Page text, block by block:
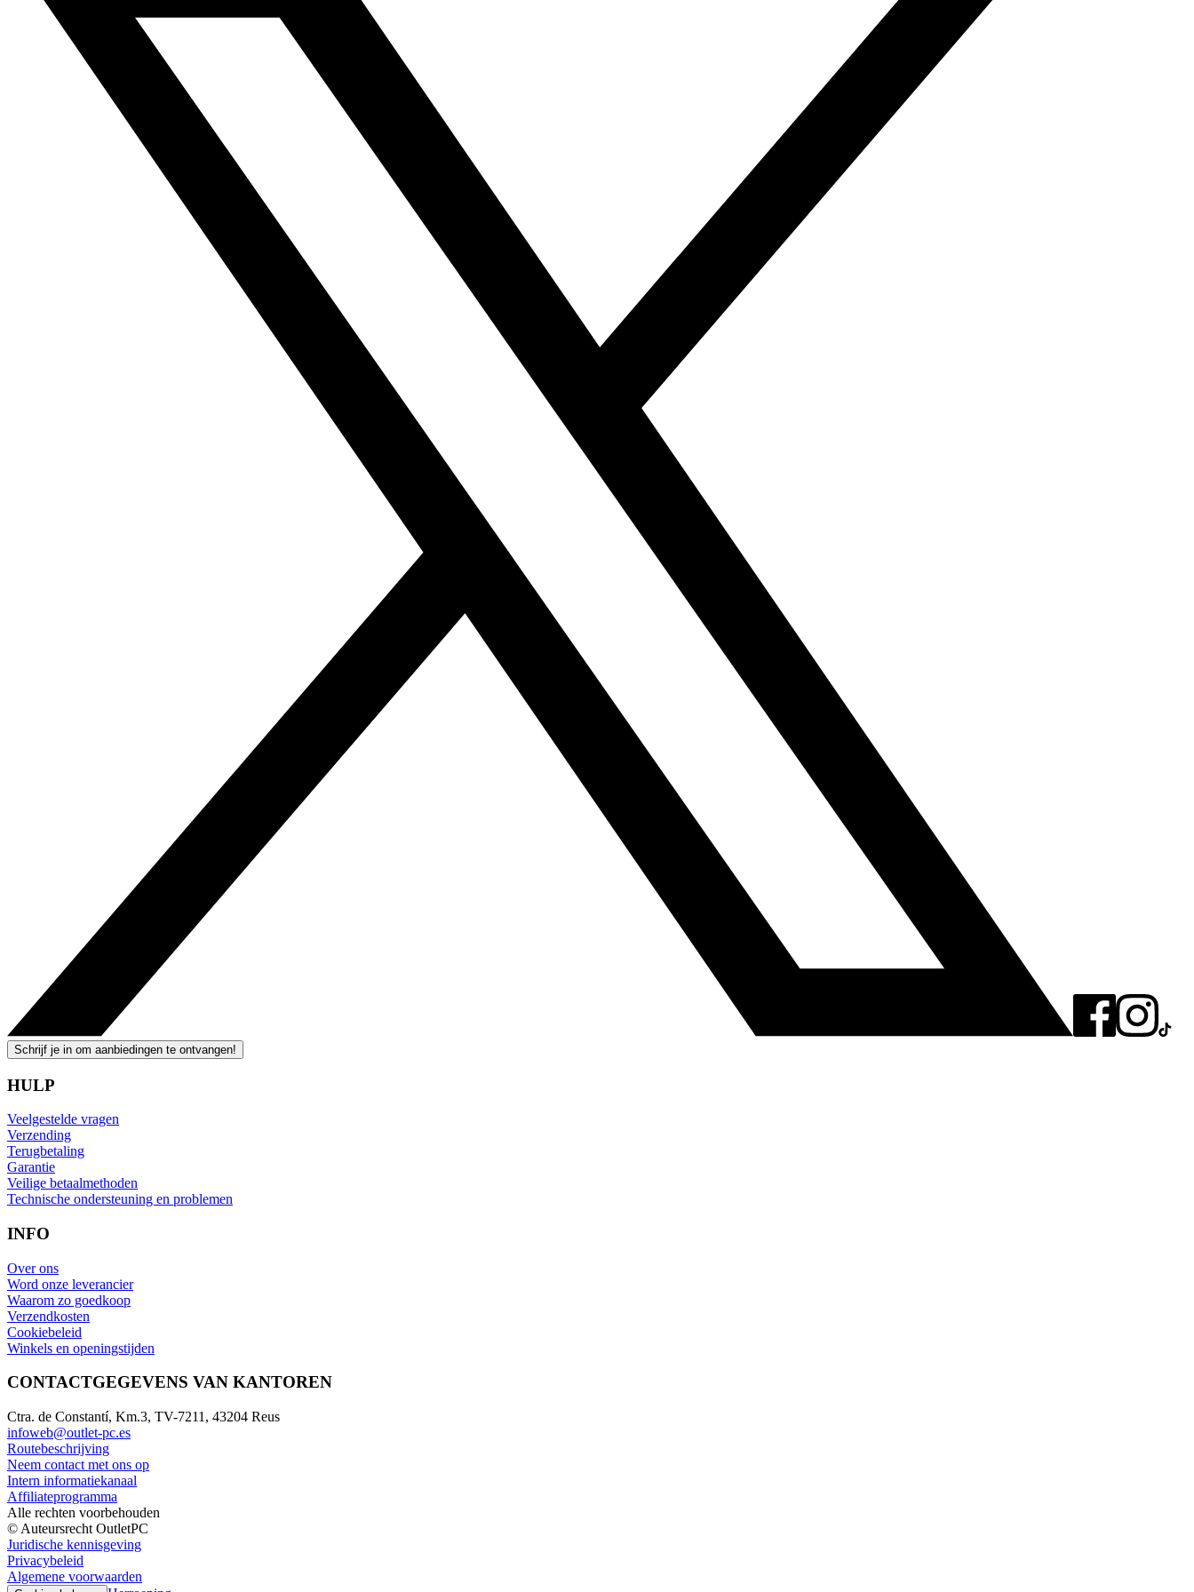
Schrijf je in om aanbiedingen te ontvangen!
HULP
Veelgestelde vragen
Verzending
Terugbetaling
Garantie
Veilige betaalmethoden
Technische ondersteuning en problemen
INFO
Over ons
Word onze leverancier
Waarom zo goedkoop
Verzendkosten
Cookiebeleid
Winkels en openingstijden
CONTACTGEGEVENS VAN KANTOREN
Ctra. de Constantí, Km.3, TV-7211, 43204 Reus
infoweb@outlet-pc.es
Routebeschrijving
Neem contact met ons op
Intern informatiekanaal
Affiliateprogramma
Alle rechten voorbehouden
© Auteursrecht OutletPC
Juridische kennisgeving
Privacybeleid
Algemene voorwaarden